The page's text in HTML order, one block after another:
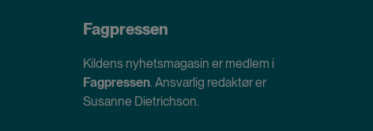
Fagpressen
Kildens nyhetsmagasin er medlem i
Fagpressen. Ansvarlig redaktør er
Susanne Dietrichson.